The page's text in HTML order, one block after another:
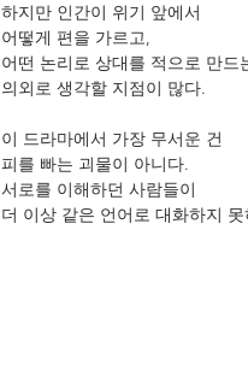
하지만 인간이 위기 앞에서
어떻게 편을 가르고,
어떤 논리로 상대를 적으로 만드
의외로 생각할 지점이 많다.
이 드라마에서 가장 무서운 건
피를 빠는 괴물이 아니다.
서로를 이해하던 사람들이
더 이상 같은 언어로 대화하지